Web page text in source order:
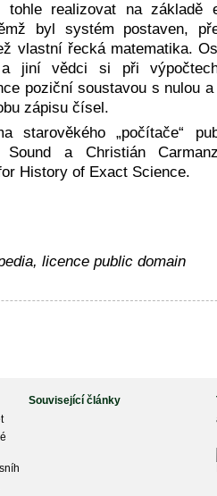
tohle realizovat na základě
byl systém postaven,
vlastní řecká matematika.
jiní vědci si při výpočtech
poziční soustavou s nulou
zápisu čísel.
starověkého „počítače“
a Christián
History of Exact Science.
licence public domain
Související články